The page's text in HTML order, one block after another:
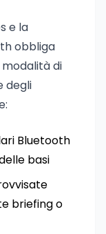
e la
obbliga
di
degli
Bluetooth
basi
briefing o